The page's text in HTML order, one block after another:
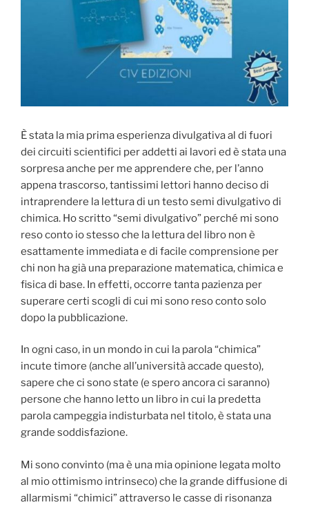
È stata la mia prima esperienza divulgativa al di fuori
dei circuiti scientifici per addetti ai lavori ed è stata una
sorpresa anche per me apprendere che, per l’anno
appena trascorso, tantissimi lettori hanno deciso di
intraprendere la lettura di un testo semi divulgativo di
chimica. Ho scritto “semi divulgativo” perché mi sono
reso conto io stesso che la lettura del libro non è
esattamente immediata e di facile comprensione per
chi non ha già una preparazione matematica, chimica e
fisica di base. In effetti, occorre tanta pazienza per
superare certi scogli di cui mi sono reso conto solo
dopo la pubblicazione.
In ogni caso, in un mondo in cui la parola “chimica”
incute timore (anche all’università accade questo),
sapere che ci sono state (e spero ancora ci saranno)
persone che hanno letto un libro in cui la predetta
parola campeggia indisturbata nel titolo, è stata una
grande soddisfazione.
Mi sono convinto (ma è una mia opinione legata molto
al mio ottimismo intrinseco) che la grande diffusione di
allarmismi “chimici” attraverso le casse di risonanza